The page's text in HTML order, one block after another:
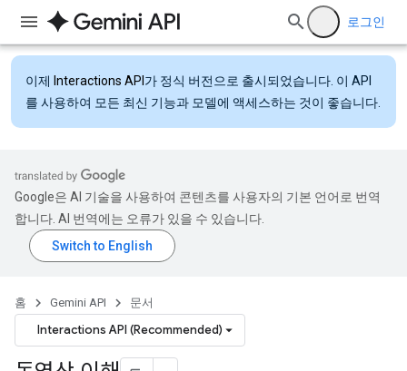
로그인
이제 Interactions API 가 정식 버전으로 출시되었습니다. 이 API
를 사용하여 모든 최신 기능과 모델에 액세스하는 것이 좋습니다.
Google은 AI 기술을 사용하여 콘텐츠를 사용자의 기본 언어로 번역
합니다. AI 번역에는 오류가 있을 수 있습니다.
홈 Gemini API 문서
Interactions API (Recommended)